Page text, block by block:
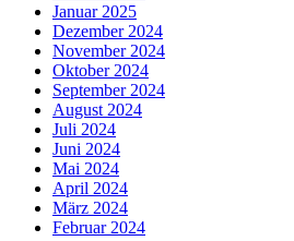
Januar 2025
Dezember 2024
November 2024
Oktober 2024
September 2024
August 2024
Juli 2024
Juni 2024
Mai 2024
April 2024
März 2024
Februar 2024